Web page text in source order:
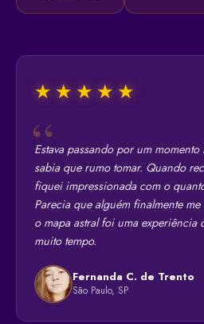
★★★★★
Estava passando por um
sabia que rumo tomar. Quando
fiquei impressionada com o
Parecia que alguém finalmente
o mapa astral foi uma experiência
muito tempo.
Fernanda C. de Trento
São Paulo, SP